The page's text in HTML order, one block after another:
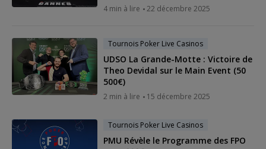
4 min à lire 22 décembre 2025
Tournois Poker Live Casinos
UDSO La Grande-Motte : Victoire de
Theo Devidal sur le Main Event (50
500€)
2 min à lire 15 décembre 2025
Tournois Poker Live Casinos
PMU Révèle le Programme des FPO